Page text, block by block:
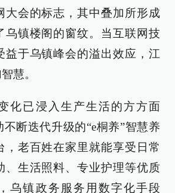
大会的标志，其中叠加所形成
乌镇楼阁的窗纹。当互联网技
益于乌镇峰会的溢出效应，江
慧。
化已浸入生产生活的方方面
断迭代升级的“e桐养”智慧养
，老百姓在家里就能享受日常
、生活照料、专业护理等优质
乌镇政务服务用数字化手段